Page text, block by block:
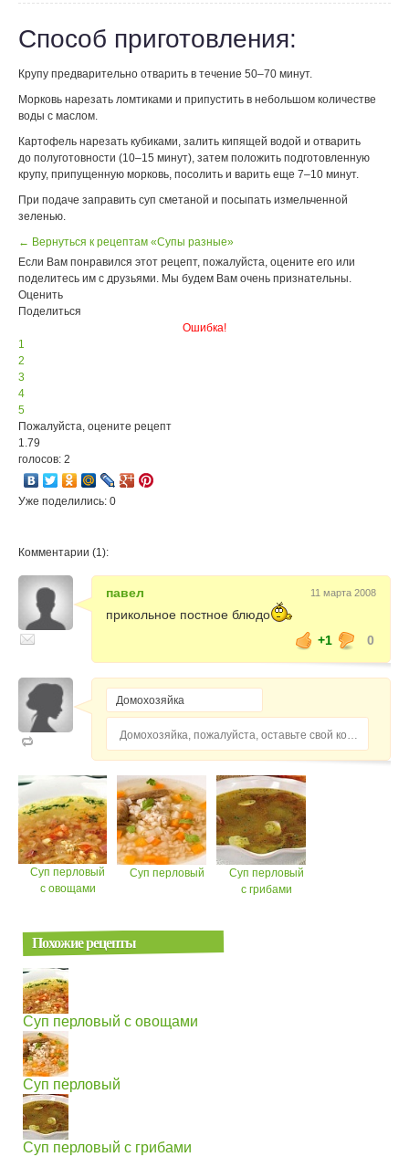
Способ приготовления:
Крупу предварительно отварить в течение 50–70 минут.
Морковь нарезать ломтиками и припустить в небольшом количестве
воды с маслом.
Картофель нарезать кубиками, залить кипящей водой и отварить
до полуготовности (10–15 минут), затем положить подготовленную
крупу, припущенную морковь, посолить и варить еще 7–10 минут.
При подаче заправить суп сметаной и посыпать измельченной
зеленью.
← Вернуться к рецептам «Супы разные»
Если Вам понравился этот рецепт, пожалуйста, оцените его или
поделитесь им с друзьями. Мы будем Вам очень признательны.
Оценить
Поделиться
Ошибка!
1
2
3
4
5
Пожалуйста, оцените рецепт
1.79
голосов: 2
Уже поделились: 0
Комментарии (1):
павел 11 марта 2008
прикольное постное блюдо
+1
0
Домохозяйка, пожалуйста, оставьте свой комментарий...
Суп перловый
с овощами
Суп перловый
Суп перловый
с грибами
Похожие рецепты
Суп перловый с овощами
Суп перловый
Суп перловый с грибами